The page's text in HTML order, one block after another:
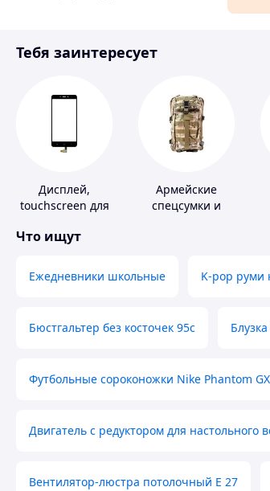
Спорт и отдых
Тебя заинтересует
Дисплей,
touchscreen для
Армейские
спецсумки и
Что ищут
Ежедневники школьные K-pop руми
Бюстгальтер без косточек 95с
Футбольные сороконожки Nike Phantom
Двигатель с редуктором для настольного
Вентилятор-люстра потолочный E 27